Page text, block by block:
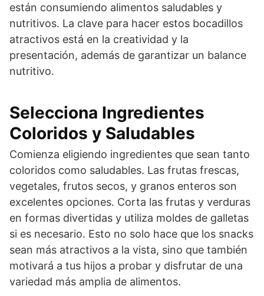
están consumiendo alimentos saludables y
nutritivos. La clave para hacer estos bocadillos
atractivos está en la creatividad y la
presentación, además de garantizar un balance
nutritivo.
Selecciona Ingredientes
Coloridos y Saludables
Comienza eligiendo ingredientes que sean tanto
coloridos como saludables. Las frutas frescas,
vegetales, frutos secos, y granos enteros son
excelentes opciones. Corta las frutas y verduras
en formas divertidas y utiliza moldes de galletas
si es necesario. Esto no solo hace que los snacks
sean más atractivos a la vista, sino que también
motivará a tus hijos a probar y disfrutar de una
variedad más amplia de alimentos.